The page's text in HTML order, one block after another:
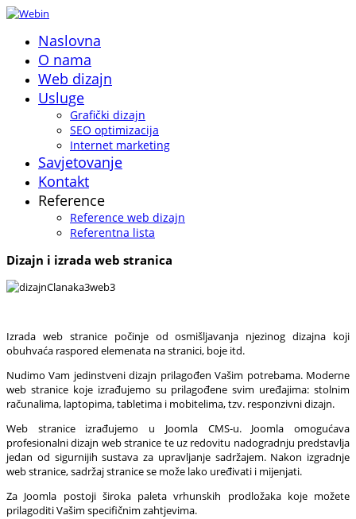
Naslovna
O nama
Web dizajn
Usluge
Grafički dizajn
SEO optimizacija
Internet marketing
Savjetovanje
Kontakt
Reference
Reference web dizajn
Referentna lista
Dizajn i izrada web stranica
Izrada web stranice počinje od osmišljavanja njezinog dizajna koji
obuhvaća raspored elemenata na stranici, boje itd.
Nudimo Vam jedinstveni dizajn prilagođen Vašim potrebama. Moderne
web stranice koje izrađujemo su prilagođene svim uređajima: stolnim
računalima, laptopima, tabletima i mobitelima, tzv. responzivni dizajn.
Web stranice izrađujemo u Joomla CMS-u. Joomla omogućava
profesionalni dizajn web stranice te uz redovitu nadogradnju predstavlja
jedan od sigurnijih sustava za upravljanje sadržajem. Nakon izgradnje
web stranice, sadržaj stranice se može lako uređivati i mijenjati.
Za Joomla postoji široka paleta vrhunskih prodložaka koje možete
prilagoditi Vašim specifičnim zahtjevima.